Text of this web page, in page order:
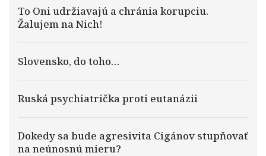
To Oni udržiavajú a chránia korupciu.
Žalujem na Nich!
Slovensko, do toho…
Ruská psychiatrička proti eutanázii
Dokedy sa bude agresivita Cigánov stupňovať
na neúnosnú mieru?